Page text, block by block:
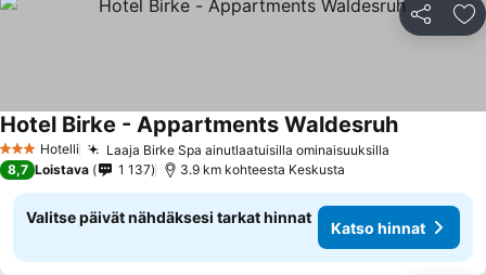
Jaa
3 Tähtiluokitus
Hotelli Laaja Birke Spa ainutlaatuisilla ominaisuuksilla
Hotel Birke - Appartments Waldesruh
8,7 Loistava 1 137 3.9 km kohteesta Keskusta
Valitse päivät nähdäksesi tarkat hinnat
Katso hinnat